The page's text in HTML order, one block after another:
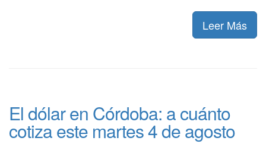
Leer Más
El dólar en Córdoba: a cuánto
cotiza este martes 4 de agosto